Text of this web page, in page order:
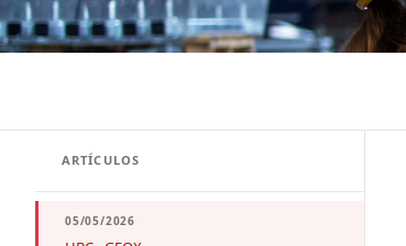
ARTÍCULOS
05/05/2026